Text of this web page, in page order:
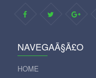
NAVEGAÃ§Ã£O
HOME